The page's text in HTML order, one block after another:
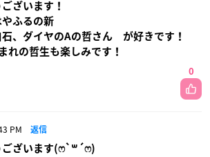
ざいます！
ふるの新
、ダイヤのAの哲さん が好きです！
れの哲生も楽しみです！
0
PM 返信
ございます(ෆ`꒳´ෆ)